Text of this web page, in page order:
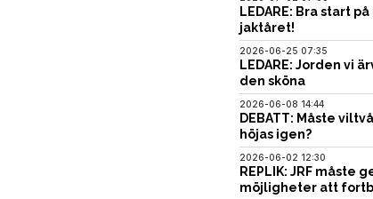
LEDARE: Bra start
jaktåret!
2026-06-25 07:35
LEDARE: Jorden vi
den sköna
2026-06-08 14:44
DEBATT: Måste
höjas igen?
2026-06-02 12:30
REPLIK: JRF måste
möjligheter att